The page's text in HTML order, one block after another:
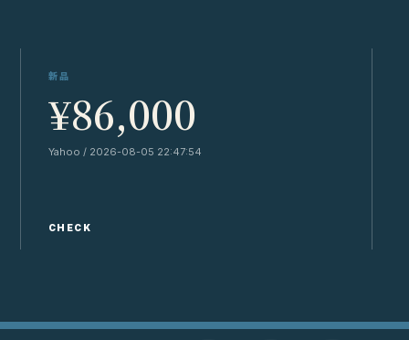
新品
¥86,000
Yahoo / 2026-08-05 22:47:54
CHECK